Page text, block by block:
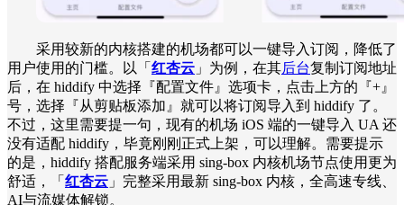
采用较新的内核搭建的机场都可以一键导入订阅，降低了
用户使用的门槛。以「 红杏云 」为例，在其后台复制订阅地址
后，在 hiddify 中选择『配置文件』选项卡，点击上方的『+』
号，选择『从剪贴板添加』就可以将订阅导入到 hiddify 了。
不过，这里需要提一句，现有的机场 iOS 端的一键导入 UA 还
没有适配 hiddify，毕竟刚刚正式上架，可以理解。需要提示
的是，hiddify 搭配服务端采用 sing-box 内核机场节点使用更为
舒适，「 红杏云 」完整采用最新 sing-box 内核，全高速专线、
AI与流媒体解锁。